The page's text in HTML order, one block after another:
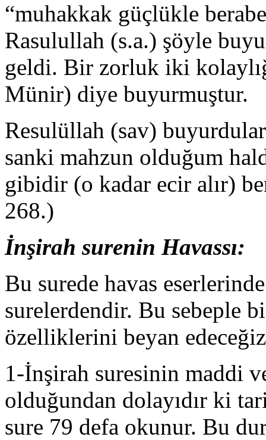
“muhakkak güçlükle
Rasulullah (s.a.) şöyle
geldi. Bir zorluk iki
Münir) diye buyurmuştur.
Resulüllah (sav)
sanki mahzun olduğum
gibidir (o kadar ecir alır)
268.)
İnşirah surenin Havassı:
Bu surede havas
surelerdendir. Bu sebeple
özelliklerini beyan
1-İnşirah suresinin maddi
olduğundan dolayıdır ki
sure 79 defa okunur. Bu